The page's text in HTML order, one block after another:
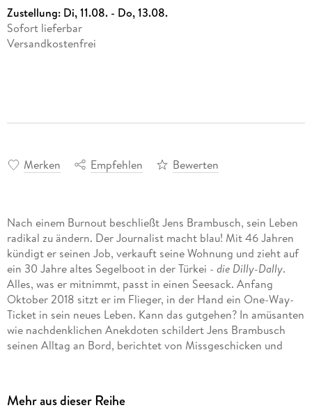
Zustellung: Di, 11.08. - Do, 13.08.
Sofort lieferbar
Versandkostenfrei
Merken Empfehlen Bewerten
Nach einem Burnout beschließt Jens Brambusch, sein Leben
radikal zu ändern. Der Journalist macht blau! Mit 46 Jahren
kündigt er seinen Job, verkauft seine Wohnung und zieht auf
ein 30 Jahre altes Segelboot in der Türkei - die Dilly-Dally.
Alles, was er mitnimmt, passt in einen Seesack. Anfang
Oktober 2018 sitzt er im Flieger, in der Hand ein One-Way-
Ticket in sein neues Leben. Kann das gutgehen? In amüsanten
wie nachdenklichen Anekdoten schildert Jens Brambusch
seinen Alltag an Bord, berichtet von Missgeschicken und
dem Meer!
Mehr aus dieser Reihe